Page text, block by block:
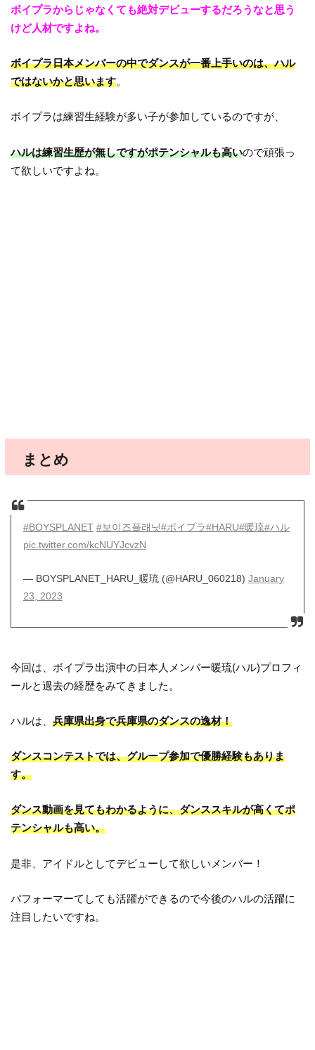
ボイプラからじゃなくても絶対デビューするだろうなと思う
けど人材ですよね。
ボイプラ日本メンバーの中でダンスが一番上手いのは、ハル
ではないかと思います。
ボイプラは練習生経験が多い子が参加しているのですが、
ハルは練習生歴が無しですがポテンシャルも高いので頑張っ
て欲しいですよね。
まとめ
#BOYSPLANET #보이즈플래닛#ボイプラ#HARU#暖琉#ハル
pic.twitter.com/kcNUYJcvzN
— BOYSPLANET_HARU_暖琉 (@HARU_060218) January
23, 2023
今回は、ボイプラ出演中の日本人メンバー暖琉(ハル)プロフィ
ールと過去の経歴をみてきました。
ハルは、兵庫県出身で兵庫県のダンスの逸材！
ダンスコンテストでは、グループ参加で優勝経験もありま
す。
ダンス動画を見てもわかるように、ダンススキルが高くてポ
テンシャルも高い。
是非、アイドルとしてデビューして欲しいメンバー！
パフォーマーてしても活躍ができるので今後のハルの活躍に
注目したいですね。